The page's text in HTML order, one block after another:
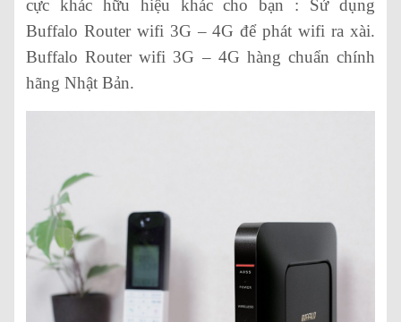
cực khác hữu hiệu khác cho bạn : Sử dụng
Buffalo Router wifi 3G – 4G để phát wifi ra xài.
Buffalo Router wifi 3G – 4G hàng chuẩn chính
hãng Nhật Bản.